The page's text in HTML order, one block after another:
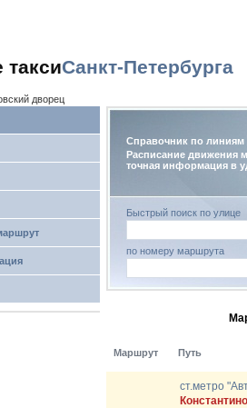
Санкт-Петербурга
дворец
Справочник по линиям
Расписание движения
точная информация в
Быстрый поиск по улице
по номеру маршрута
Маршрут Путь
ст.метро